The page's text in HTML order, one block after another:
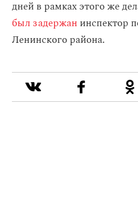
дней в рамках этого же
был задержан инспектор
Ленинского района.